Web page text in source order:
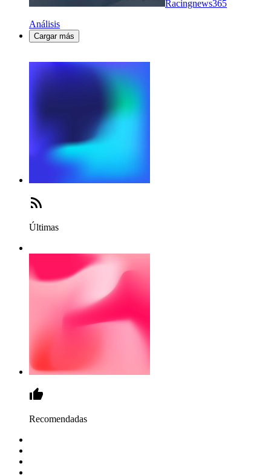
Racingnews365
Análisis
Cargar más
Últimas
Recomendadas